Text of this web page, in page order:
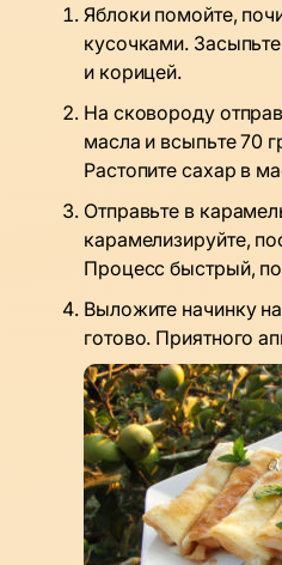
Яблоки помойте,
кусочками.
и корицей.
На сковороду
масла и всыпьте 70
Растопите сахар в
Отправьте в
карамелизируйте,
Процесс быстрый,
Выложите начинку
готово. Приятного